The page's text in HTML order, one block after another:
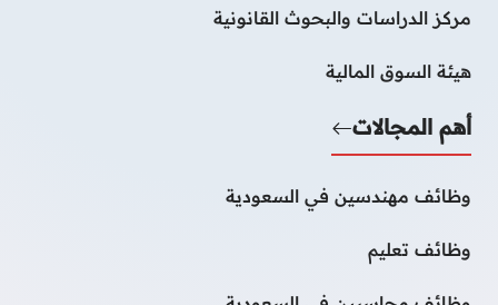
مركز الدراسات والبحوث القانونية
هيئة السوق المالية
أهم المجالات
وظائف مهندسين في السعودية
وظائف تعليم